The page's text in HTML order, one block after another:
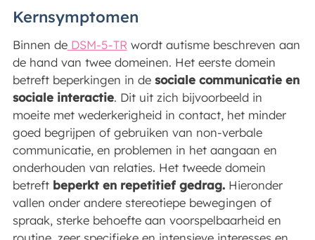
Kernsymptomen
Binnen deDSM-5-TR wordt autisme beschreven aan
de hand van twee domeinen. Het eerste domein
betreft beperkingen in de sociale communicatie en
sociale interactie. Dit uit zich bijvoorbeeld in
moeite met wederkerigheid in contact, het minder
goed begrijpen of gebruiken van non-verbale
communicatie, en problemen in het aangaan en
onderhouden van relaties. Het tweede domein
betreft beperkt en repetitief gedrag.Hieronder
vallen onder andere stereotiepe bewegingen of
spraak, sterke behoefte aan voorspelbaarheid en